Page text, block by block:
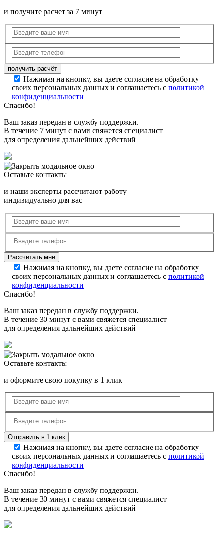
и получите расчет за 7 минут
Нажимая на кнопку, вы даете согласие на обработку
своих персональных данных и соглашаетесь с политикой
конфиденциальности
Спасибо!
Ваш заказ передан в службу поддержки.
В течение 7 минут с вами свяжется специалист
для определения дальнейших действий
Оставьте контакты
и наши эксперты рассчитают работу
индивидуально для вас
Нажимая на кнопку, вы даете согласие на обработку
своих персональных данных и соглашаетесь с политикой
конфиденциальности
Спасибо!
Ваш заказ передан в службу поддержки.
В течение 30 минут с вами свяжется специалист
для определения дальнейших действий
Оставьте контакты
и оформите свою покупку в 1 клик
Нажимая на кнопку, вы даете согласие на обработку
своих персональных данных и соглашаетесь с политикой
конфиденциальности
Спасибо!
Ваш заказ передан в службу поддержки.
В течение 30 минут с вами свяжется специалист
для определения дальнейших действий